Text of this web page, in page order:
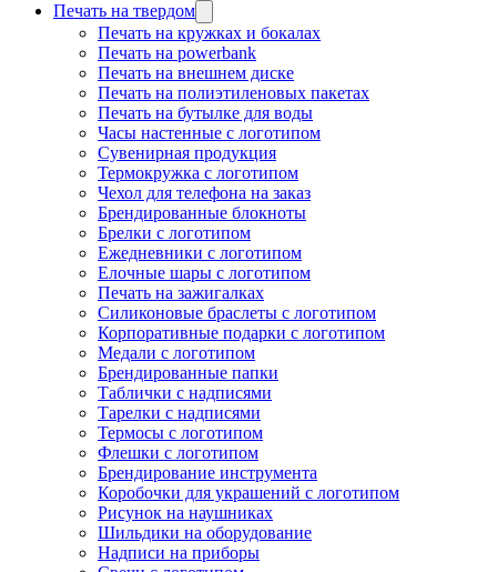
Печать на твердом
Печать на кружках и бокалах
Печать на powerbank
Печать на внешнем диске
Печать на полиэтиленовых пакетах
Печать на бутылке для воды
Часы настенные с логотипом
Сувенирная продукция
Термокружка с логотипом
Чехол для телефона на заказ
Брендированные блокноты
Брелки с логотипом
Ежедневники с логотипом
Елочные шары с логотипом
Печать на зажигалках
Силиконовые браслеты с логотипом
Корпоративные подарки с логотипом
Медали с логотипом
Брендированные папки
Таблички с надписями
Тарелки с надписями
Термосы с логотипом
Флешки с логотипом
Брендирование инструмента
Коробочки для украшений с логотипом
Рисунок на наушниках
Шильдики на оборудование
Надписи на приборы